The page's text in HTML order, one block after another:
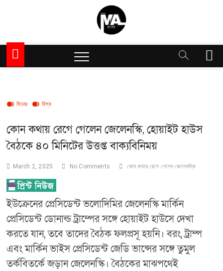
Million Articles
M
e
ফিচার বিশ্ব
কোন কথায় রেগে গেলেন জেলেনস্কি, হোয়াইট হাউস
বৈঠকে ৪০ মিনিটের উত্তপ্ত বাক্যবিনিময়
March 2, 2025 No Comments কোন কথায় রেগে গেলেন জেলেনস্কি
ইউক্রেনের প্রেসিডেন্ট ভলোদিমির জেলেনস্কি মার্কিন
প্রেসিডেন্ট ডোনাল্ড ট্রাম্পের সঙ্গে হোয়াইট হাউসে দেখা
করতে যান, তবে তাদের বৈঠক ফলপ্রসূ হয়নি। বরং, ট্রাম্প
এবং মার্কিন ভাইস প্রেসিডেন্ট জেডি ভান্সের সঙ্গে তুমুল
তর্কবিতর্কে জড়ান জেলেনস্কি। বৈঠকের মাঝপথেই